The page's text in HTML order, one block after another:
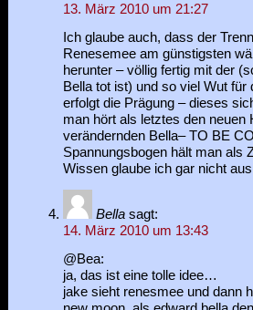
13. März 2010 um 21:27
Ich glaube auch, dass der
Renesemee am günstigsten
herunter – völlig fertig mit der
Bella tot ist) und so viel Wut
erfolgt die Prägung – dieses
man hört als letztes den neuen
verändernden Bella– TO BE
Spannungsbogen hält man als
Wissen glaube ich gar nicht
Bella sagt:
14. März 2010 um 13:43
@Bea:
ja, das ist eine tolle idee…
jake sieht renesmee und dann